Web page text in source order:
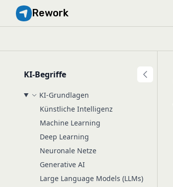
Rework
KI-Begriffe
KI-Grundlagen
Künstliche Intelligenz
Machine Learning
Deep Learning
Neuronale Netze
Generative AI
Large Language Models (LLMs)